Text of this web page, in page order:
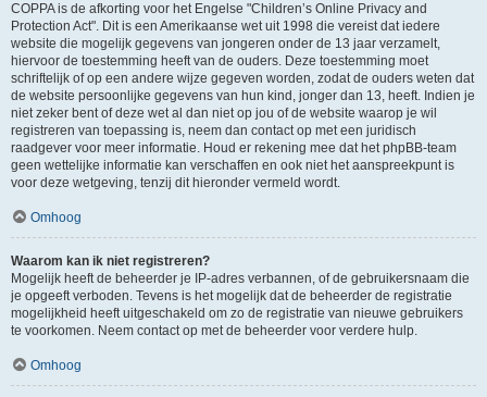
COPPA is de afkorting voor het Engelse "Children’s Online Privacy and
Protection Act". Dit is een Amerikaanse wet uit 1998 die vereist dat iedere
website die mogelijk gegevens van jongeren onder de 13 jaar verzamelt,
hiervoor de toestemming heeft van de ouders. Deze toestemming moet
schriftelijk of op een andere wijze gegeven worden, zodat de ouders weten dat
de website persoonlijke gegevens van hun kind, jonger dan 13, heeft. Indien je
niet zeker bent of deze wet al dan niet op jou of de website waarop je wil
registreren van toepassing is, neem dan contact op met een juridisch
raadgever voor meer informatie. Houd er rekening mee dat het phpBB-team
geen wettelijke informatie kan verschaffen en ook niet het aanspreekpunt is
voor deze wetgeving, tenzij dit hieronder vermeld wordt.
Omhoog
Waarom kan ik niet registreren?
Mogelijk heeft de beheerder je IP-adres verbannen, of de gebruikersnaam die
je opgeeft verboden. Tevens is het mogelijk dat de beheerder de registratie
mogelijkheid heeft uitgeschakeld om zo de registratie van nieuwe gebruikers
te voorkomen. Neem contact op met de beheerder voor verdere hulp.
Omhoog